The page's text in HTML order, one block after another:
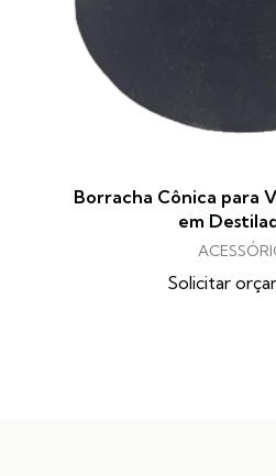
Borracha Cônica para
em
Solicitar